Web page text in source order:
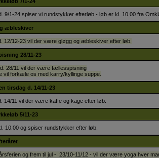
9/1-24 spiser vi rundstykker efterløb - løb er kl. 10.00 fra
æbleskiver
12/12-23 vil der være gløgg og æbleskiver efter løb.
28/11-23
28/11 vil der være fællesspisning
vil forkæle os med karry/kyllinge suppe.
tirsdag d. 14/11-23
14/11 vil der være kaffe og kage efter løb.
5/11-23
10.00 og spiser rundstykker efter løb.
og frem til jul - 23/10-11/12 - vil der være yoga hver